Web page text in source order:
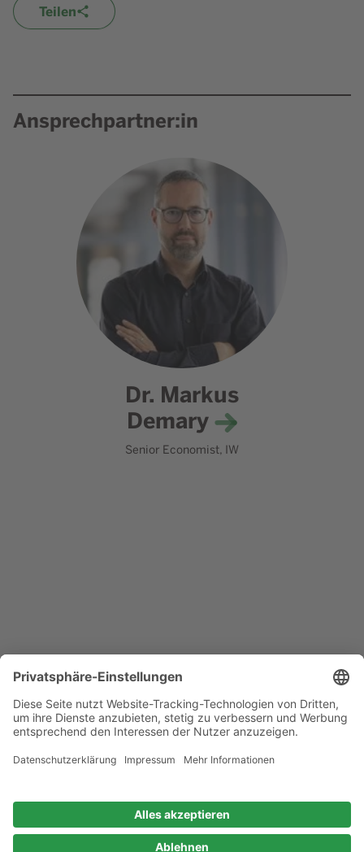
Teilen
Ansprechpartner:in
Dr. Markus
Demary
Senior Economist, IW